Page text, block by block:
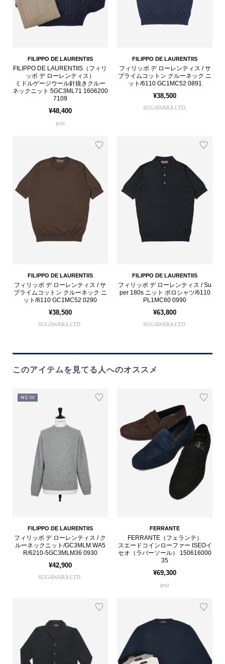
FILIPPO DE LAURENTIIS
FILIPPO DE LAURENTIIS（フィリ
ッポ デ ローレンティス）
ミドルゲージウール針抜きクルー
ネックニット 5GC3ML71 1606200
7109
¥48,400
guji
FILIPPO DE LAURENTIIS
フィリッポ デ ローレンティス / サ
ブライムコットン クルーネック ニ
ット/6110 GC1MC52 0891
¥38,500
SUGAWARA LTD.
FILIPPO DE LAURENTIIS
フィリッポ デ ローレンティス / サ
ブライムコットン クルーネック ニ
ット/6110 GC1MC52 0290
¥38,500
SUGAWARA LTD.
FILIPPO DE LAURENTIIS
フィリッポ デ ローレンティス / Su
per 180s ニット ポロシャツ/6110
PL1MC60 0990
¥63,800
SUGAWARA LTD.
このアイテムを見てる人へのオススメ
NEW
FILIPPO DE LAURENTIIS
フィリッポ デ ローレンティス / ク
ルーネックニット/GC3MLM WA5
R/6210-5GC3MLM36 0930
¥42,900
SUGAWARA LTD.
FERRANTE
FERRANTE（フェランテ）
スエードコインローファー ISEOイ
セオ（ラバーソール） 150616000
35
¥69,300
guji